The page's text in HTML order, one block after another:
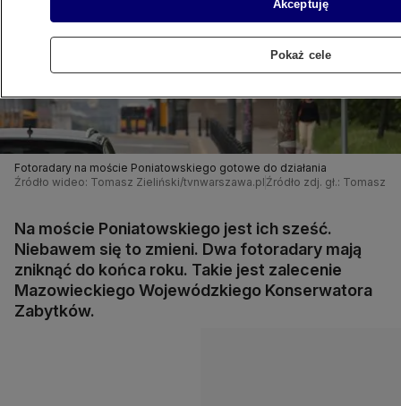
Fotoradary na moście Poniatowskiego gotowe do działania
Źródło wideo: Tomasz Zieliński/tvnwarszawa.pl Źródło zdj. gł.: Tomasz
Na moście Poniatowskiego jest ich sześć.
Niebawem się to zmieni. Dwa fotoradary mają
zniknąć do końca roku. Takie jest zalecenie
Mazowieckiego Wojewódzkiego Konserwatora
Zabytków.
Akceptuję
Pokaż cele